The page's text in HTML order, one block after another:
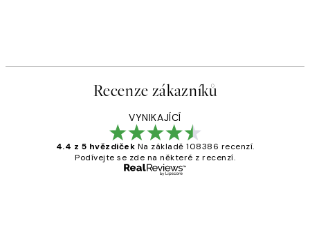
Recenze zákazníků
VYNIKAJÍCÍ
4.4 z 5 hvězdiček Na základě 108386 recenzí.
Podívejte se zde na některé z recenzí.